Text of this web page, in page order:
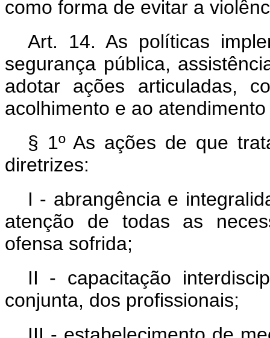
como forma de evitar a
Art. 14. As políticas
segurança pública,
adotar ações articuladas,
acolhimento e ao
§ 1º As ações de que
diretrizes:
I - abrangência e
atenção de todas as
ofensa sofrida;
II - capacitação
conjunta, dos profissionais;